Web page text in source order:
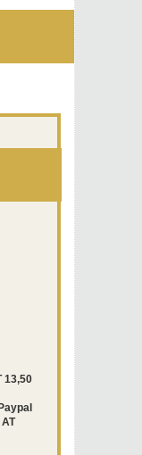
13,50